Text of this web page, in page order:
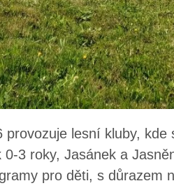
lesní kluby,
3 roky, Jasánek a
pro děti, s důrazem